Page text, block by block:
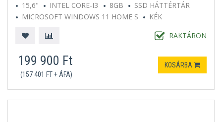
15,6"
INTEL CORE-I3 8GB
SSD HÁTTÉRTÁR
MICROSOFT WINDOWS 11 HOME S
KÉK
RAKTÁRON
199 900 Ft
(157 401 FT + ÁFA)
KOSÁRBA